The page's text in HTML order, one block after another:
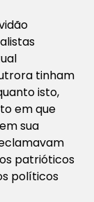
tinham
isto,
em que
sua
patrióticos
políticos